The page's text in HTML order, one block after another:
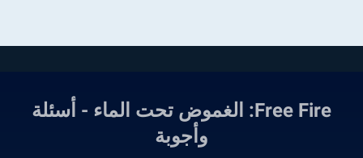
Free Fire: الغموض تحت الماء - أسئلة
وأجوبة